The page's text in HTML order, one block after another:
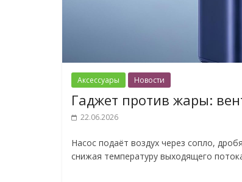
Аксессуары Новости
Гаджет против жары:
22.06.2026
Насос подаёт воздух через сопло,
снижая температуру выходящего